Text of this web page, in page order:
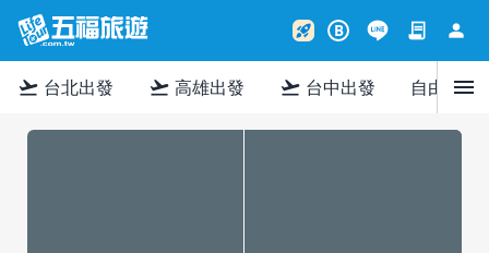
rocket_launch B contract person
flight_takeoff 台北出發 flight_takeoff 高雄出發 flight_takeoff 台中出發 自由行menu